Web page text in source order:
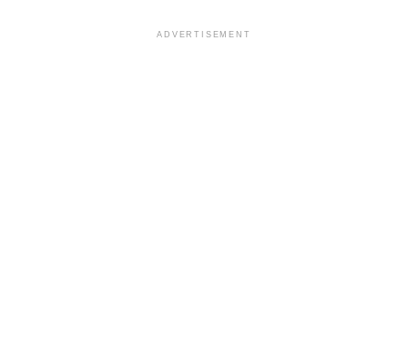
ADVERTISEMENT